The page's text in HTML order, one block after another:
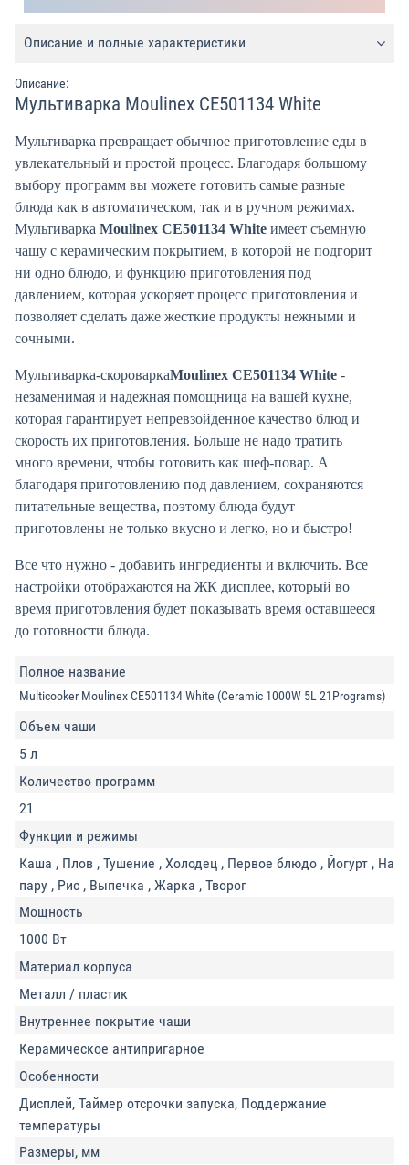
Описание и полные характеристики
Описание:
Мультиварка Moulinex CE501134 White
Мультиварка превращает обычное приготовление еды в
увлекательный и простой процесс. Благодаря большому
выбору программ вы можете готовить самые разные
блюда как в автоматическом, так и в ручном режимах.
Мультиварка Moulinex CE501134 White имеет съемную
чашу с керамическим покрытием, в которой не подгорит
ни одно блюдо, и функцию приготовления под
давлением, которая ускоряет процесс приготовления и
позволяет сделать даже жесткие продукты нежными и
сочными.
Мультиварка-скороваркаMoulinex CE501134 White -
незаменимая и надежная помощница на вашей кухне,
которая гарантирует непревзойденное качество блюд и
скорость их приготовления. Больше не надо тратить
много времени, чтобы готовить как шеф-повар. А
благодаря приготовлению под давлением, сохраняются
питательные вещества, поэтому блюда будут
приготовлены не только вкусно и легко, но и быстро!
Все что нужно - добавить ингредиенты и включить. Все
настройки отображаются на ЖК дисплее, который во
время приготовления будет показывать время оставшееся
до готовности блюда.
Полное название
Multicooker Moulinex CE501134 White (Ceramic 1000W 5L 21Programs)
Объем чаши
5 л
Количество программ
21
Функции и режимы
Каша , Плов , Тушение , Холодец , Первое блюдо , Йогурт , На
пару , Рис , Выпечка , Жарка , Творог
Мощность
1000 Вт
Материал корпуса
Металл / пластик
Внутреннее покрытие чаши
Керамическое антипригарное
Особенности
Дисплей, Таймер отсрочки запуска, Поддержание
температуры
Размеры, мм